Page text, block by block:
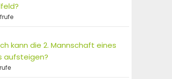
kann die 2. Mannschaft eines
aufsteigen?